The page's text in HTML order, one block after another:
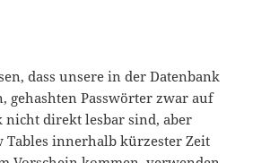
dass unsere in der Datenbank
gehashten Passwörter zwar auf
nicht direkt lesbar sind, aber
Tables innerhalb kürzester Zeit